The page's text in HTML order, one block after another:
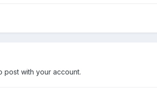
post with your account.